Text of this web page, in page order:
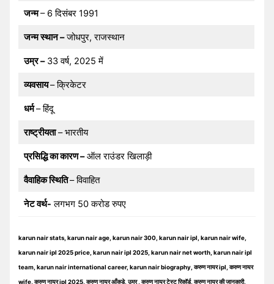
जन्म– 6 दिसंबर 1991
जन्म स्थान –जोधपुर, राजस्थान
उम्र –33 वर्ष, 2025 में
व्यवसाय– क्रिकेटर
धर्म– हिंदू
राष्ट्रीयता– भारतीय
प्रसिद्धि का कारण –ऑल राउंडर खिलाड़ी
वैवाहिक स्थिति– विवाहित
नेट वर्थ- लगभग 50 करोड रुपए
karun nair stats, karun nair age, karun nair 300, karun nair ipl, karun nair wife,
karun nair ipl 2025 price, karun nair ipl 2025, karun nair net worth, karun nair ipl
team, karun nair international career, karun nair biography, करुण नायर ipl, करुण नायर
wife, करुण नायर ipl 2025, करुण नायर आँकड़े, उम्र , करुण नायर टेस्ट रिकॉर्ड, करुण नायर की जानकारी,